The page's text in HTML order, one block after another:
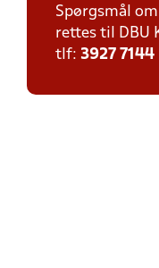
Spørgsmål
rettes til DBU
tlf: 3927 7144